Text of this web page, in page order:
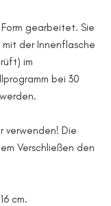
gearbeitet. Sie
der Innenflasche
im
bei 30
verwenden! Die
Verschließen den
cm.